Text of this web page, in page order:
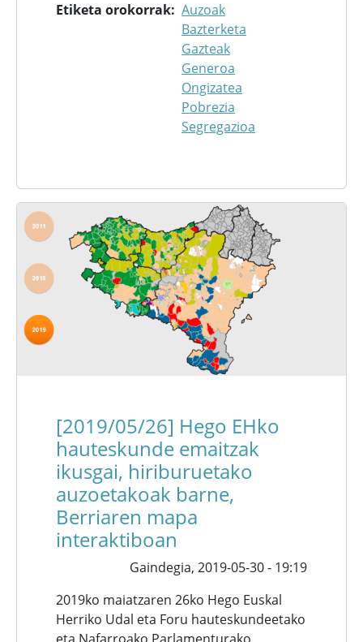
Etiketa orokorrak Auzoak
Bazterketa
Gazteak
Generoa
Ongizatea
Pobrezia
Segregazioa
[2019/05/26] Hego EHko
hauteskunde emaitzak
ikusgai, hiriburuetako
auzoetakoak barne,
Berriaren mapa
interaktiboan
Gaindegia, 2019-05-30 - 19:19
2019ko maiatzaren 26ko Hego Euskal
Herriko Udal eta Foru hauteskundeetako